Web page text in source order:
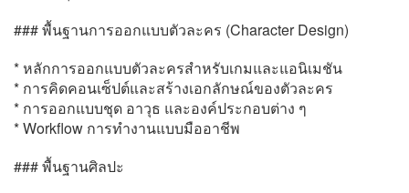
### พื้นฐานการออกแบบตัวละคร (Character Design)
* หลักการออกแบบตัวละครสำหรับเกมและแอนิเมชัน
* การคิดคอนเซ็ปต์และสร้างเอกลักษณ์ของตัวละคร
* การออกแบบชุด อาวุธ และองค์ประกอบต่าง ๆ
* Workflow การทำงานแบบมืออาชีพ
### พื้นฐานศิลปะ